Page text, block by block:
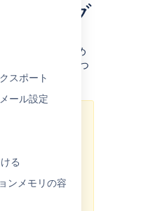
スポート
ール設定
る
ンメモリの容
リング
トで監視するため
表示する方法につ
インターフェ
を紹介します。
供されるものと
ート チーム
題のトラブル
ポートできます
セットアップ